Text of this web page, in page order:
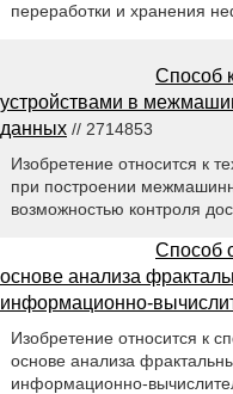
переработки и хранения
Способ
устройствами в
данных // 2714853
Изобретение относится к
при построении
возможностью контроля
Способ
основе анализа
информационно-
Изобретение относится к
основе анализа
информационно-